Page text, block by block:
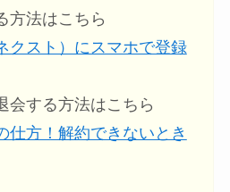
方法はこちら
クスト）にスマホで登録
会する方法はこちら
仕方！解約できないとき